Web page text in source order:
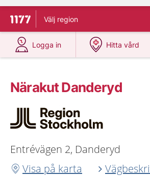
Till startsidan för 1177
Välj region
Logga in
på 1177.se
Hitta vård
på 1177.se
Närakut Danderyd
Entrévägen 2, Danderyd
Visa på karta